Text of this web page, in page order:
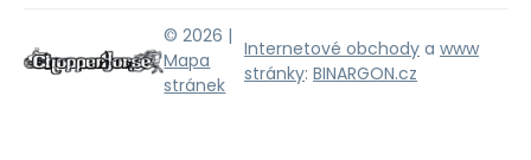
© 2026 |
Mapa
stránek
Internetové obchody a www
stránky: BINARGON.cz